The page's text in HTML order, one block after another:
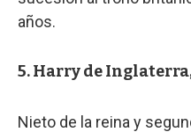
años.
5. Harry de
Nieto de la reina y